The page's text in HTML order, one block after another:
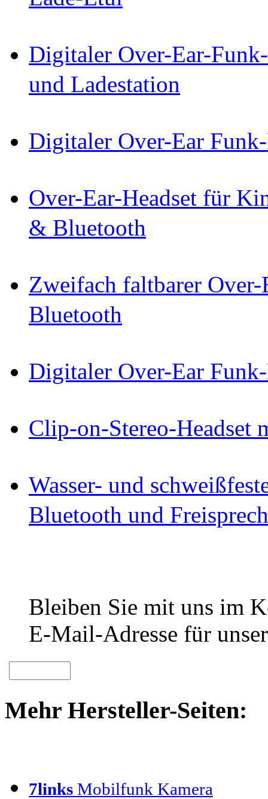
Digitaler Over-Ear-
und Ladestation
Digitaler Over-Ear
Over-Ear-Headset für
& Bluetooth
Zweifach faltbarer
Bluetooth
Digitaler Over-Ear
Clip-on-Stereo-Headset
Wasser- und
Bluetooth und
Bleiben Sie mit uns im
E-Mail-Adresse für
Mehr Hersteller-Seiten:
7links Mobilfunk Kamera